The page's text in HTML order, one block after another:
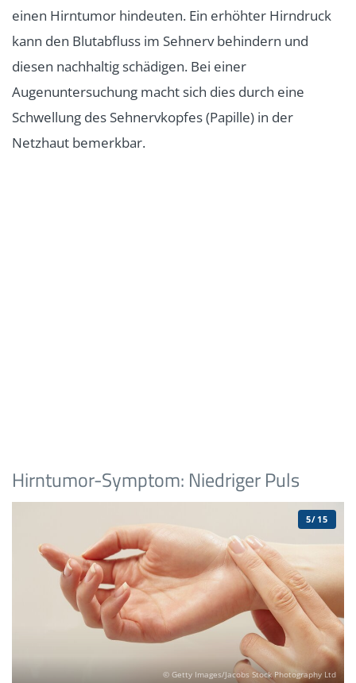
einen Hirntumor hindeuten. Ein erhöhter Hirndruck
kann den Blutabfluss im Sehnerv behindern und
diesen nachhaltig schädigen. Bei einer
Augenuntersuchung macht sich dies durch eine
Schwellung des Sehnervkopfes (Papille) in der
Netzhaut bemerkbar.
Hirntumor-Symptom: Niedriger Puls
© Getty Images/Jacobs Stock Photography Ltd
5/15